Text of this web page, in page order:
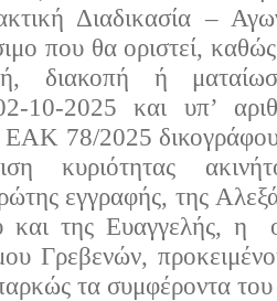
Διαδικασία –
που θα οριστεί,
διακοπή ή
10-2025 και υπ’
ΕΑΚ 78/2025
κυριότητας
εγγραφής, της
και της Ευαγγελής, η
Γρεβενών,
τα συμφέροντα